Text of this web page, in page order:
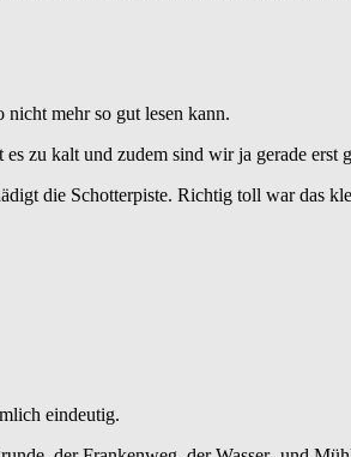
mehr so gut lesen kann.
zu kalt und zudem sind wir ja gerade erst
die Schotterpiste. Richtig toll war das
eindeutig.